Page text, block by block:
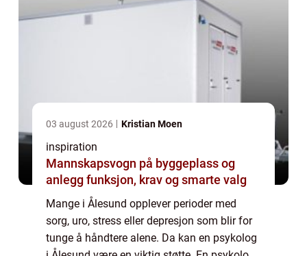
03 august 2026 Kristian Moen
inspiration
Mannskapsvogn på byggeplass og
anlegg funksjon, krav og smarte valg
Mange i Ålesund opplever perioder med
sorg, uro, stress eller depresjon som blir for
tunge å håndtere alene. Da kan en psykolog